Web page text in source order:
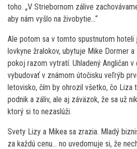
toho. „V Striebornom zálive
aby nám vyšlo na živobytie…“
Ale potom sa v tomto spustnutom hoteli
lovkyne žralokov, ubytuje Mike Dormer
pokoj razom vytratí. Uhladený Angličan v
vybudovať v známom útočisku veľrýb
letovisko, čím by ohrozil všetko, čo Liza
podnik a záliv, ale aj záväzok, že sa už
ktorý si to nezaslúži.
Svety Lizy a Mikea sa zrazia. Mladý
za každú cenu… no uvedomuje si, že